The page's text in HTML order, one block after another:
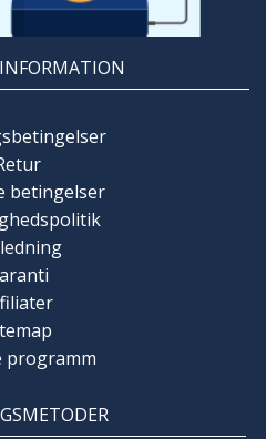
betingelser
programm